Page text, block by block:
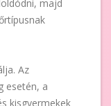
majd
Az
esetén, a
kisgyermekek